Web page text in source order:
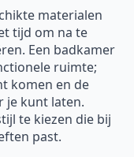
materialen
tijd om na te
Een badkamer
ruimte;
komen en de
je kunt laten.
te kiezen die bij
past.